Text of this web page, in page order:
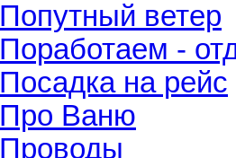
Попутный ветер
Поработаем -
Посадка на рейс
Про Ваню
Проводы